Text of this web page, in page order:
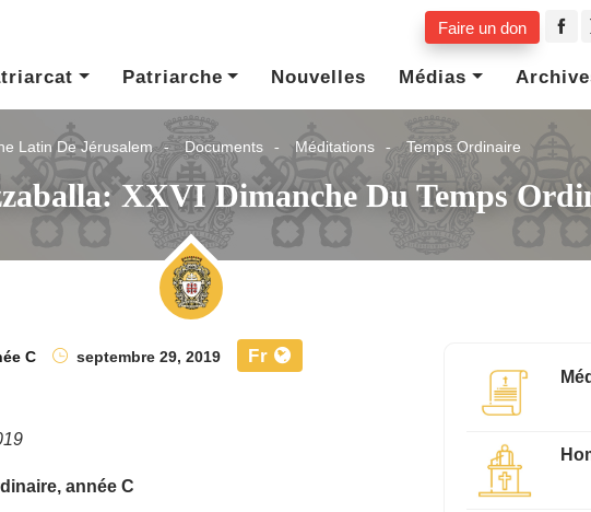
Faire un don
Patriarche Nouvelles Médias
Latin De Jérusalem Documents Méditations Temps Ordinaire
XXVI Dimanche Du Temps
C septembre 29, 2019 Fr
année C